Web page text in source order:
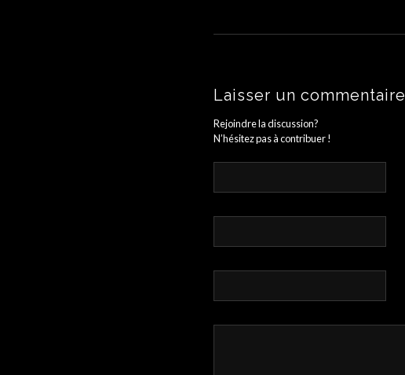
Laisser un commentaire
Rejoindre la discussion?
N’hésitez pas à contribuer !